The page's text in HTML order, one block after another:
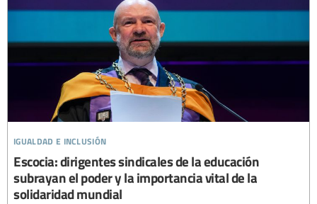
igualdad e inclusión
Escocia: dirigentes sindicales de la educación
subrayan el poder y la importancia vital de la
solidaridad mundial